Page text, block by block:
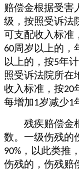
赔偿金根据受害
级，按照受诉法
可支配收入标准
60周岁以上的，
以上的，按5年计
照受诉法院所在
收入标准，按20
每增加 1岁减少1
残疾赔偿金
数。 一级伤残的
90% ，以此类推
伤残的，伤残赔